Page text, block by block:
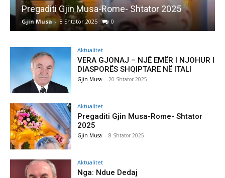
Pregaditi Gjin Musa-Rome- Shtator 2025
Gjin Musa - 8 Shtator 2025 0
Aktualitet
VERA GJONAJ – NJË EMËR I NJOHUR I
DIASPORËS SHQIPTARE NË ITALI
Gjin Musa - 20 Shtator 2025
Aktualitet
Pregaditi Gjin Musa-Rome- Shtator
2025
Gjin Musa - 8 Shtator 2025
Aktualitet
Nga: Ndue Dedaj